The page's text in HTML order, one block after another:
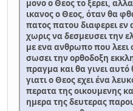
μονο ο Θεος το ξερει,
ικανος ο Θεος, όταν θα
πατος πατου διαφερει εν
χωρις να δεσμευσει την
με ενα ανθρωπο που λεει
σωσει την ορθοδοξη
πραγμα και θα γινει
γιατι ο Θεος εχει ένα
περατα της οικουμενης
ημερα της δευτερας